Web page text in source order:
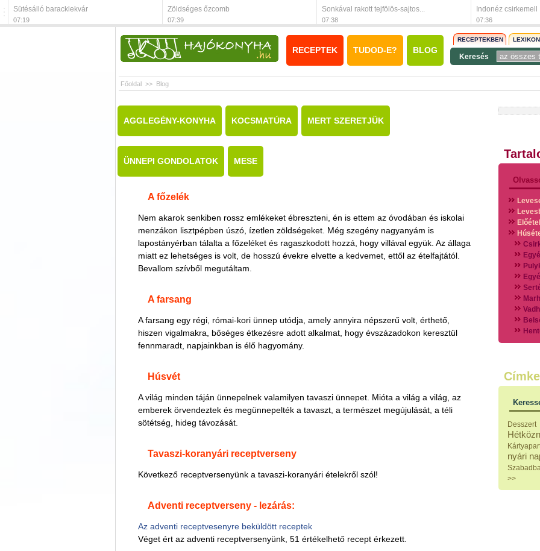
Sütésálló baracklekvár
07:19
Zöldséges őzcomb
07:39
Sonkával rakott tejfölös-sajtos...
07:38
Indonéz csirkemell
07:36
RECEPTEK TUDOD-E? BLOG
RECEPTEKBEN
Keresés
Főoldal >> Blog
AGGLEGÉNY-KONYHA KOCSMATÚRA MERT SZERETJÜK
ÜNNEPI GONDOLATOK MESE
A főzelék
Nem akarok senkiben rossz emlékeket ébreszteni, én is ettem az óvodában és iskolai
menzákon lisztpépben úszó, ízetlen zöldségeket. Még szegény nagyanyám is
lapostányérban tálalta a főzeléket és ragaszkodott hozzá, hogy villával együk. Az állaga
miatt ez lehetséges is volt, de hosszú évekre elvette a kedvemet, ettől az ételfajtától.
Bevallom szívből megutáltam.
A farsang
A farsang egy régi, római-kori ünnep utódja, amely annyira népszerű volt, érthető,
hiszen vigalmakra, bőséges étkezésre adott alkalmat, hogy évszázadokon keresztül
fennmaradt, napjainkban is élő hagyomány.
Húsvét
A világ minden táján ünnepelnek valamilyen tavaszi ünnepet. Mióta a világ a világ, az
emberek örvendeztek és megünnepelték a tavaszt, a természet megújulását, a téli
sötétség, hideg távozását.
Tavaszi-koranyári receptverseny
Következő receptversenyünk a tavaszi-koranyári ételekről szól!
Adventi receptverseny - lezárás:
Az adventi receptvesenyre beküldött receptek
Véget ért az adventi receptversenyünk, 51 értékelhető recept érkezett.
Halak
Főtt
Desszert
nyári
>>